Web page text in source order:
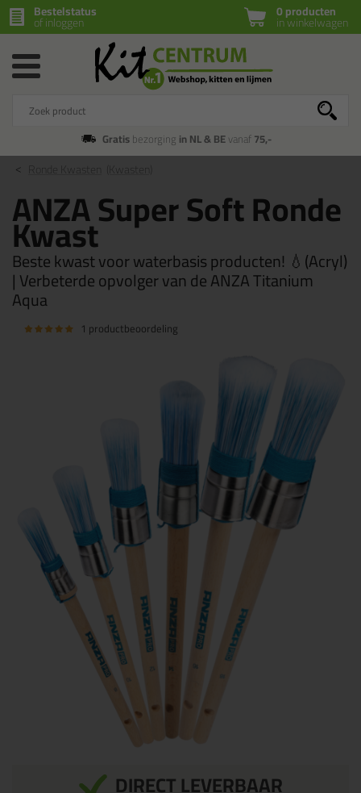
0 producten
in winkelwagen
Bestelstatus
of inloggen
Gratisbezorging in NL & BEvanaf75,-
Ronde Kwasten (Kwasten)
ANZA Super Soft Ronde
Kwast
Beste kwast voor waterbasis producten! 💧(Acryl)
| Verbeterde opvolger van de ANZA Titanium
Aqua
1 productbeoordeling
DIRECT LEVERBAAR